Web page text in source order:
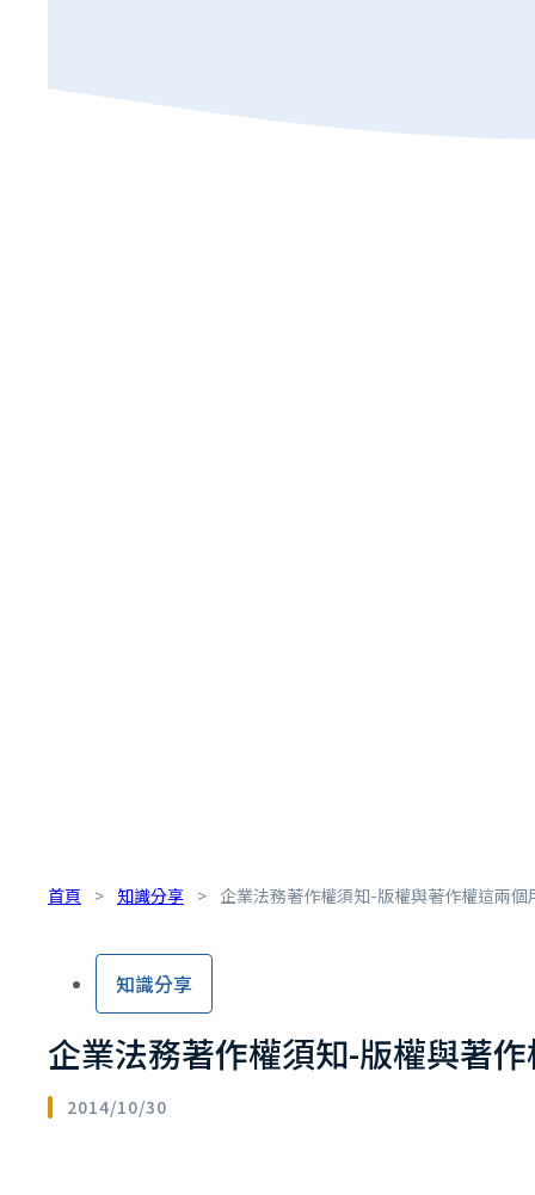
首頁 > 知識分享 > 企業法務著作權須知-版權與著作權這兩個
知識分享
企業法務著作權須知-版權與著
2014/10/30